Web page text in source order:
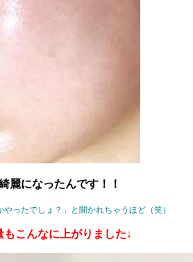
麗になったんです！！
ったでしょ？」と聞かれちゃうほど（笑）
もこんなに上がりました↓